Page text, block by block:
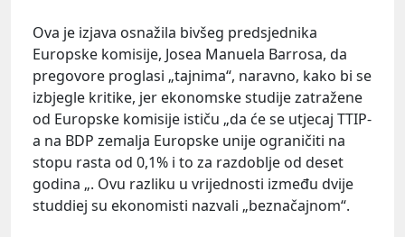
Ova je izjava osnažila bivšeg predsjednika
Europske komisije, Josea Manuela Barrosa, da
pregovore proglasi „tajnima“, naravno, kako bi se
izbjegle kritike, jer ekonomske studije zatražene
od Europske komisije ističu „da će se utjecaj TTIP-
a na BDP zemalja Europske unije ograničiti na
stopu rasta od 0,1% i to za razdoblje od deset
godina „. Ovu razliku u vrijednosti između dvije
studdiej su ekonomisti nazvali „beznačajnom“.